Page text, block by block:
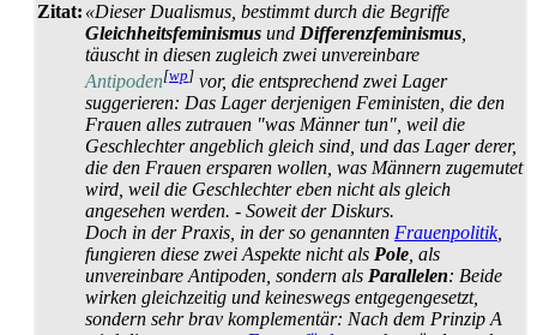
Zitat: «Dieser Dualismus, bestimmt durch die Begriffe
Gleichheits­feminismus und Differenz­feminismus
täuscht in diesen zugleich zwei unvereinbare
Antipoden[wp] vor, die entsprechend zwei Lager
suggerieren: Das Lager derjenigen Feministen, die den
Frauen alles zutrauen "was Männer tun", weil die
Geschlechter angeblich gleich sind, und das Lager derer,
die den Frauen ersparen wollen, was Männern zugemutet
wird, weil die Geschlechter eben nicht als gleich
angesehen werden. - Soweit der Diskurs.
Doch in der Praxis, in der so genannten Frauenpolitik,
fungieren diese zwei Aspekte nicht als Pole, als
unvereinbare Antipoden, sondern als Parallelen: Beide
wirken gleichzeitig und keineswegs entgegen­gesetzt,
sondern sehr brav komplementär: Nach dem Prinzip A